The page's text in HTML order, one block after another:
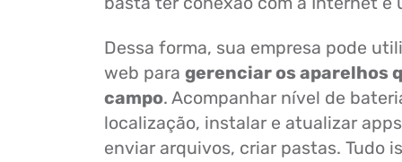
Dessa forma, sua empresa pode
web para gerenciar os aparelhos
campo. Acompanhar nível de
localização, instalar e atualizar
enviar arquivos, criar pastas. Tudo